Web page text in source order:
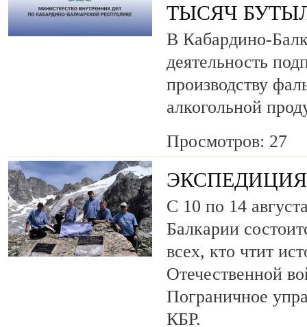
ТЫСЯЧ
В Кабардино-
деятельность
производству
алкогольной
Просмотров: 27
С 10 по 14
Балкарии
всех, кто чтит
Отечественной
Пограничное
КБР.